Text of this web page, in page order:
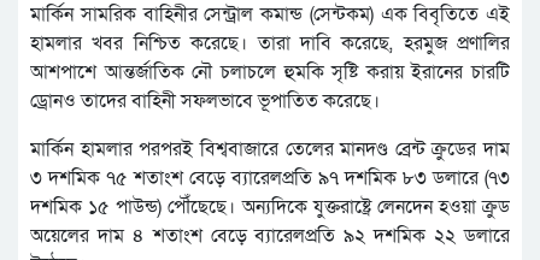
মার্কিন সামরিক বাহিনীর সেন্ট্রাল কমান্ড (সেন্টকম) এক বিবৃতিতে এই
হামলার খবর নিশ্চিত করেছে। তারা দাবি করেছে, হরমুজ প্রণালির
আশপাশে আন্তর্জাতিক নৌ চলাচলে হুমকি সৃষ্টি করায় ইরানের চারটি
ড্রোনও তাদের বাহিনী সফলভাবে ভূপাতিত করেছে।
মার্কিন হামলার পরপরই বিশ্ববাজারে তেলের মানদণ্ড ব্রেন্ট ক্রুডের দাম
৩ দশমিক ৭৫ শতাংশ বেড়ে ব্যারেলপ্রতি ৯৭ দশমিক ৮৩ ডলারে (৭৩
দশমিক ১৫ পাউন্ড) পৌঁছেছে। অন্যদিকে যুক্তরাষ্ট্রে লেনদেন হওয়া ক্রুড
অয়েলের দাম ৪ শতাংশ বেড়ে ব্যারেলপ্রতি ৯২ দশমিক ২২ ডলারে